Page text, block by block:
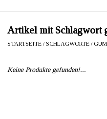
Artikel mit Schlagwort
STARTSEITE /SCHLAGWORTE /
Keine Produkte gefunden!...